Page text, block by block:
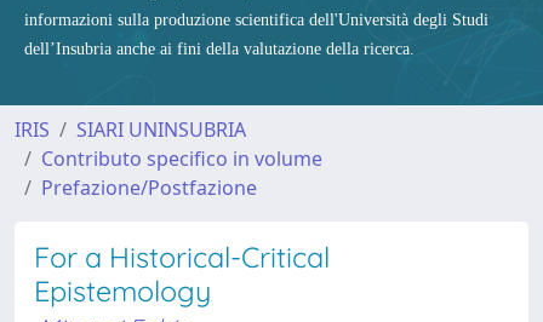
informazioni sulla produzione scientifica dell'Università degli Studi
dell’Insubria anche ai fini della valutazione della ricerca.
IRIS
SIARI UNINSUBRIA
Contributo specifico in volume
Prefazione/Postfazione
For a Historical-Critical
Epistemology